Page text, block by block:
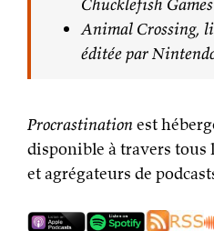
Animal Crossing,
éditée par
Procrastinationest
disponible à travers tous
et agrégateurs de